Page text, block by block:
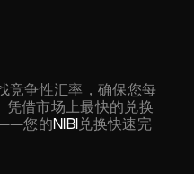
竞争性汇率，确保您每
凭借市场上最快的兑换
——您的NIBI 兑换快速完